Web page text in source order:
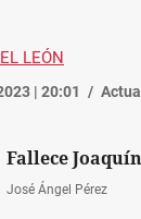
LEÓN
| 20:01
Fallece
José Ángel Pérez